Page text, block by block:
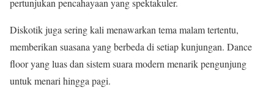
Diskotik juga sering kali menawarkan tema malam tertentu,
memberikan suasana yang berbeda di setiap kunjungan. Dance
floor yang luas dan sistem suara modern menarik pengunjung
untuk menari hingga pagi.